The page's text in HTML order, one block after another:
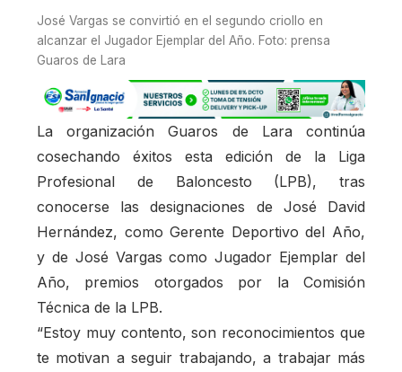
José Vargas se convirtió en el segundo criollo en
alcanzar el Jugador Ejemplar del Año. Foto: prensa
Guaros de Lara
La organización Guaros de Lara continúa
cosechando éxitos esta edición de la Liga
Profesional de Baloncesto (LPB), tras
conocerse las designaciones de José David
Hernández, como Gerente Deportivo del Año,
y de José Vargas como Jugador Ejemplar del
Año, premios otorgados por la Comisión
Técnica de la LPB.
“Estoy muy contento, son reconocimientos que
te motivan a seguir trabajando, a trabajar más